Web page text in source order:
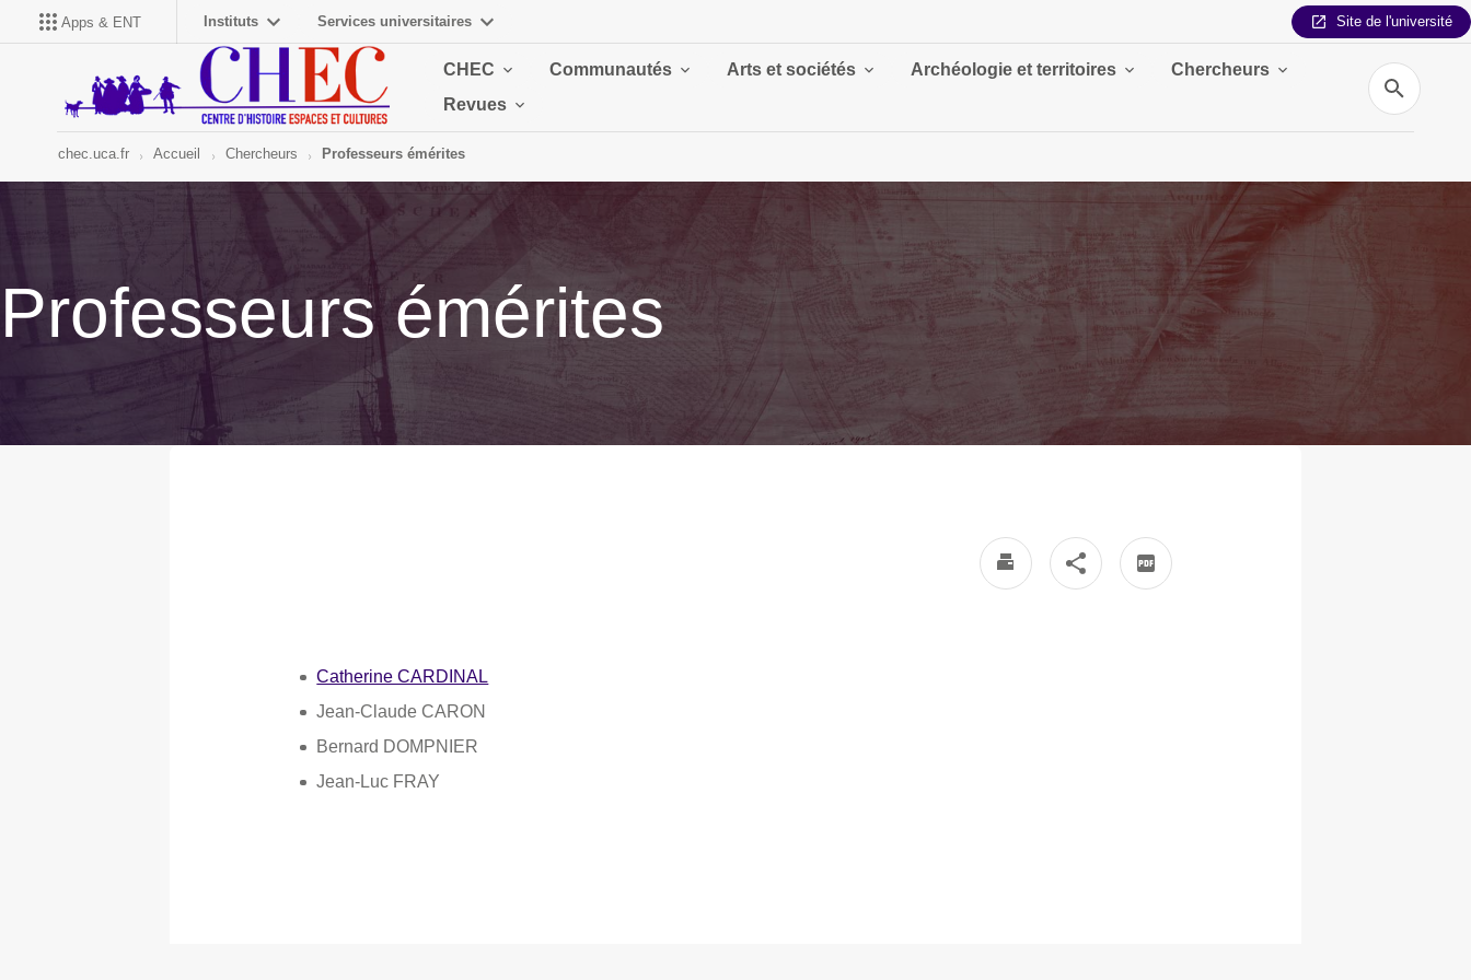
Apps & ENT Instituts Services universitaires Site de l'université
CHEC Communautés Arts et sociétés Archéologie et territoires
Chercheurs
Revues
Recherche
chec.uca.fr Accueil Chercheurs Professeurs émérites
Professeurs émérites
Catherine CARDINAL
Jean-Claude CARON
Bernard DOMPNIER
Jean-Luc FRAY